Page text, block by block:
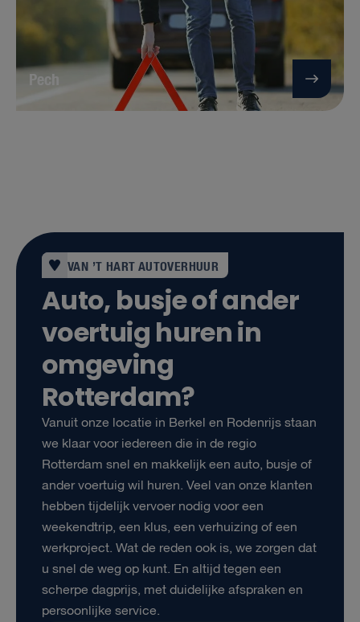
Pech
VAN ’T HART AUTOVERHUUR
Auto, busje of ander
voertuig huren in
omgeving
Rotterdam?
Vanuit onze locatie in Berkel en Rodenrijs staan
we klaar voor iedereen die in de regio
Rotterdam snel en makkelijk een auto, busje of
ander voertuig wil huren. Veel van onze klanten
hebben tijdelijk vervoer nodig voor een
weekendtrip, een klus, een verhuizing of een
werkproject. Wat de reden ook is, we zorgen dat
u snel de weg op kunt. En altijd tegen een
scherpe dagprijs, met duidelijke afspraken en
persoonlijke service.